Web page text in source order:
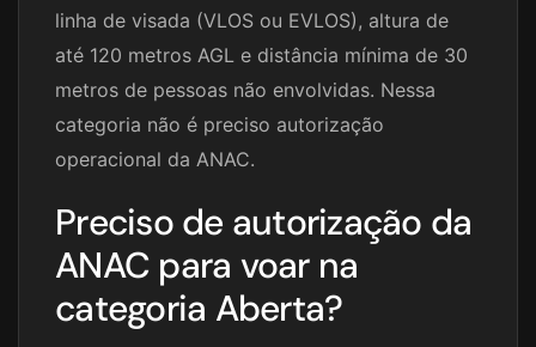
linha de visada (VLOS ou EVLOS), altura de
até 120 metros AGL e distância mínima de 30
metros de pessoas não envolvidas. Nessa
categoria não é preciso autorização
operacional da ANAC.
Preciso de autorização da
ANAC para voar na
categoria Aberta?